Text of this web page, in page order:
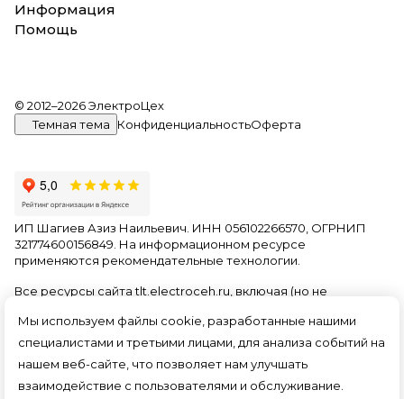
Мы используем файлы cookie, разработанные нашими
специалистами и третьими лицами, для анализа событий на
нашем веб-сайте, что позволяет нам улучшать
взаимодействие с пользователями и обслуживание.
Информация
Помощь
© 2012–2026 ЭлектроЦех
Темная тема
КонфиденциальностьОферта
ИП Шагиев Азиз Наильевич. ИНН 056102266570, ОГРНИП
321774600156849. На информационном ресурсе
применяются рекомендательные технологии
Все ресурсы сайта tlt.electroceh.ru, включая (но не
и видео информацию, структуру, дизайн и оформление
страниц, доменное имя, фирменное наименование
являются объектами авторского права и прав на
интеллектуальную собственность, защищены российским
законодательством и международными соглашениями об